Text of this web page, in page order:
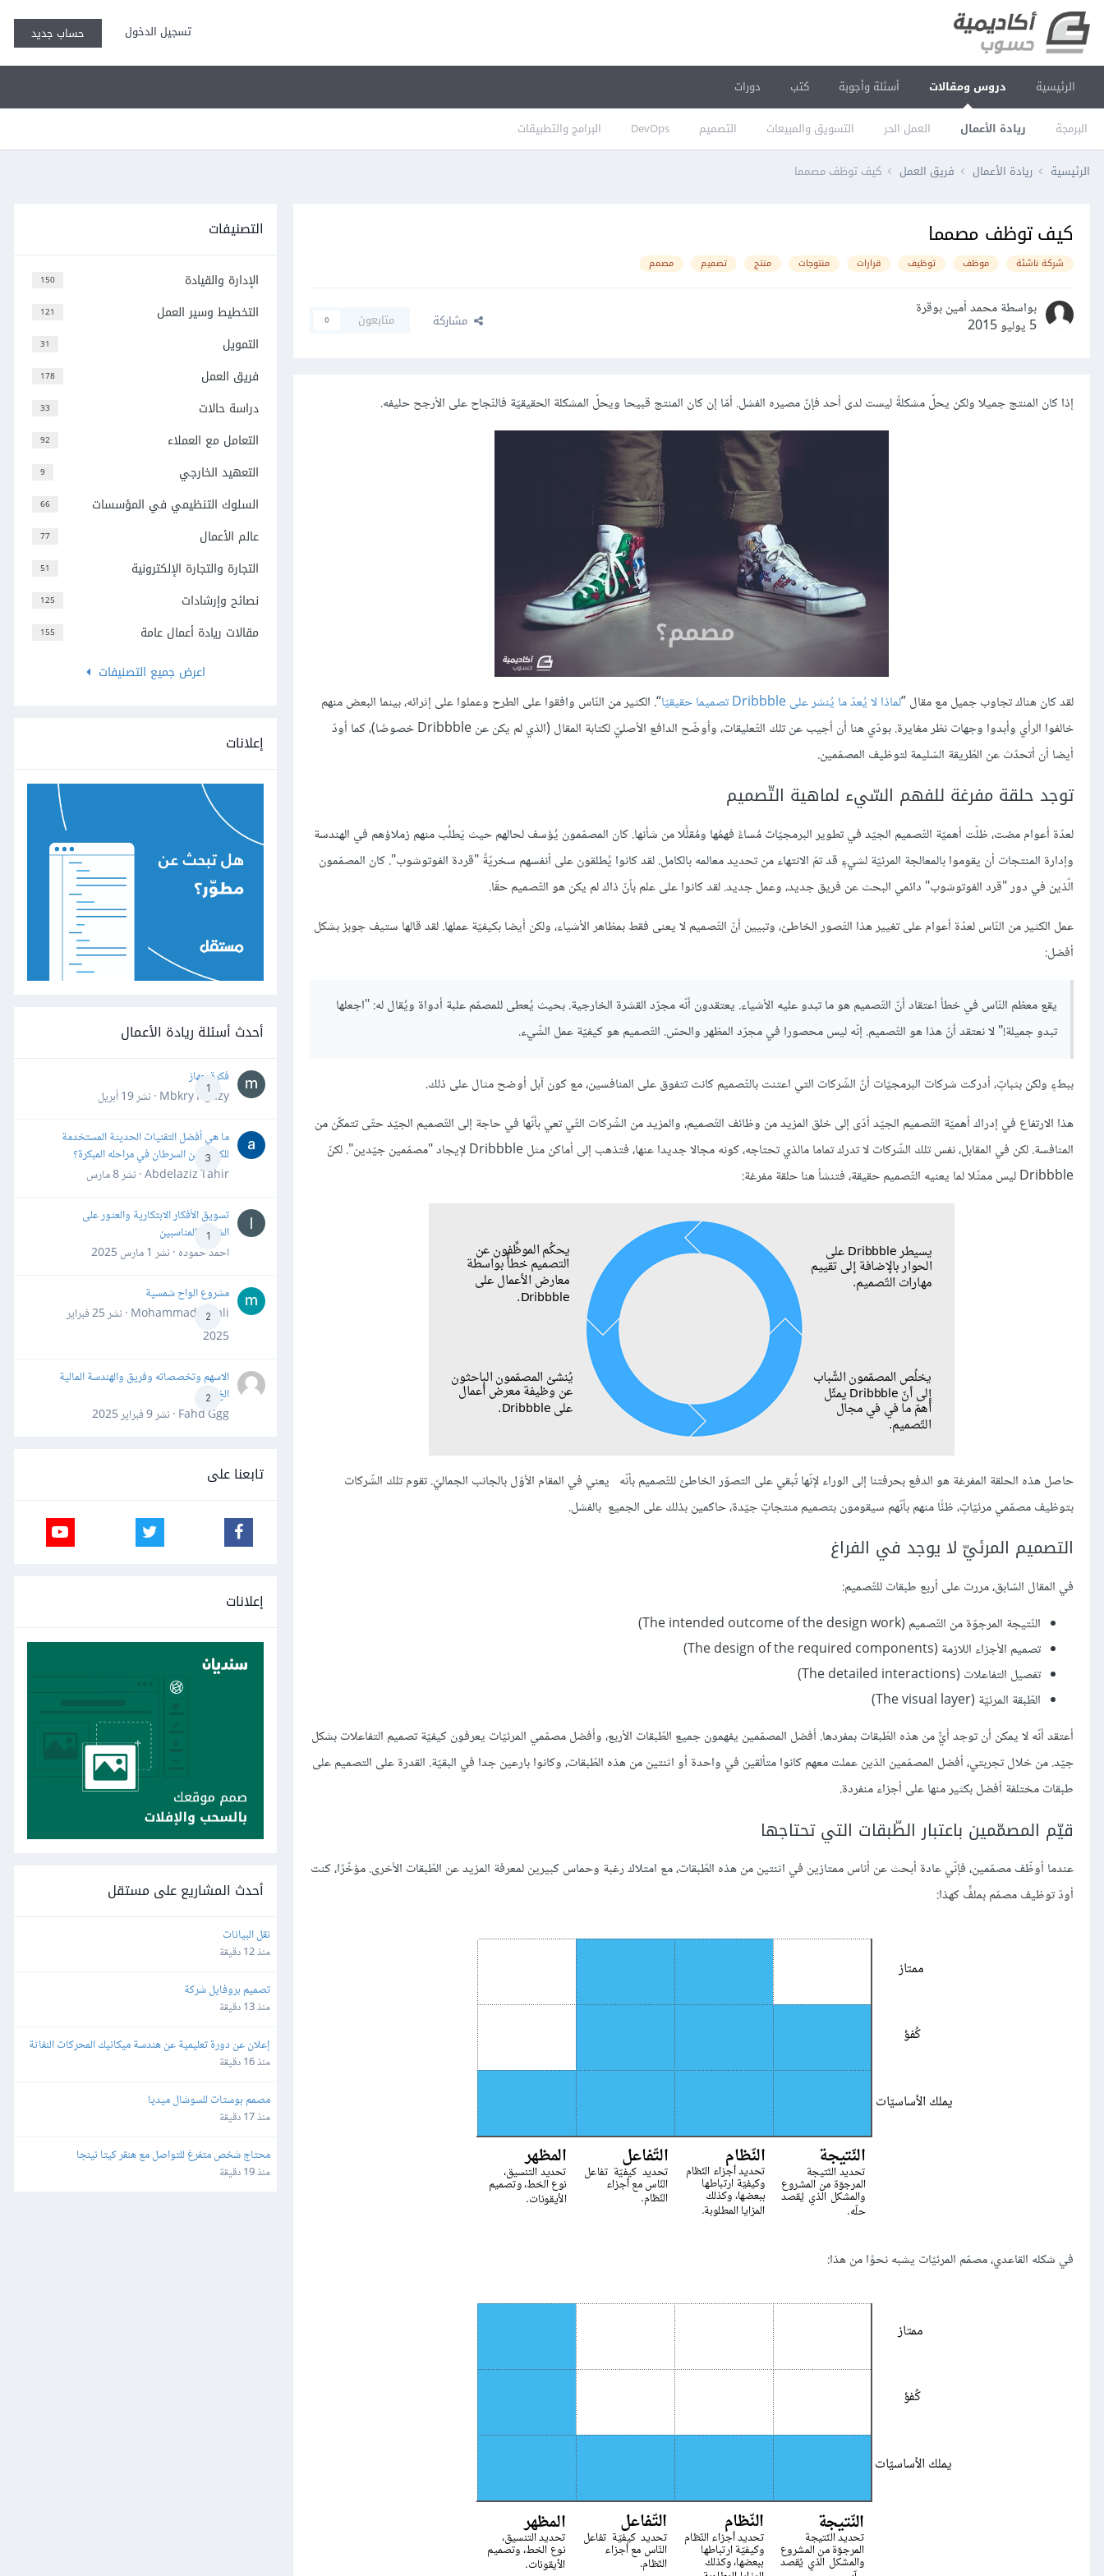
تسجيل الدخول حساب جديد
الرئيسية دروس ومقالات
البرمجة ريادة الأعمال العمل الحر التسويق والمبيعات التصميم DevOps البرامج والتطبيقات
أسئلة وأجوبة كتب دورات
الرئيسية ريادة الأعمال فريق العمل كيف توظف مصمما
كيف توظف مصمما
شركة ناشئة موظف توظيف قرارات منتوجات منتج تصميم مصمم
بواسطة محمد أمين بوقرة
5 يوليو 2015
مشاركة متابعون 0
إذا كان المنتج جميلا ولكن يحلّ مشكلةً ليست لدى أحد فإنّ مصيره الفشل. أمّا إن كان المنتج قبيحا ويحلّ المشكلة الحقيقيّة فالنّجاح على اﻷرجح حليفه.
لقد كان هناك تجاوب جميل مع مقال ”لماذا لا يُعدّ ما يُنشر على Dribbble تصميما حقيقيّا
“. الكثير من النّاس وافقوا على الطرح وعملوا على إثرائه، بينما البعض منهم
خالفوا الرأي وأبدوا وجهات نظر مغايرة. بودّي هنا أن أجيب عن تلك التّعليقات، وأوضّح الدافع الأصليّ لكتابة المقال (الذي لم يكن عن Dribbble خصوصًا)، كما أودّ
أيضا أن أتحدّث عن الطّريقة السّليمة لتوظيف المصمّمين.
توجد حلقة مفرغة للفهم السّيء لماهية التّصميم
لعدّة أعوام مضت، ظلّت أهميّة التّصميم الجيّد في تطوير البرمجيّات مُساءً فهمُها ومُقلَّلا من شأنها. كان المصمّمون يُؤسف لحالهم حيث يَطلُب منهم زملاؤهم في الهندسة
وإدارة المنتجات أن يقوموا بالمعالجة المرئيّة لشيءٍ قد تمّ الانتهاء من تحديد معالمه بالكامل. لقد كانوا يُطلقون على أنفسهم سخريّةً "قردة الفوتوشوب". كان المصمّمون
الّذين في دور "قرد الفوتوشوب" دائمي البحث عن فريق جديد، وعمل جديد. لقد كانوا على علم بأنّ ذاك لم يكن هو التّصميم حقّا.
عمل الكثير من النّاس لعدّة أعوام على تغيير هذا التّصور الخاطئ، وتبيين أنّ التّصميم لا يعنى فقط بمظاهر اﻷشياء، ولكن أيضا بكيفيّة عملها. لقد قالها ستيف جوبز بشكل
أفضل:
يقع معظم النّاس في خطأ اعتقاد أنّ التّصميم هو ما تبدو عليه اﻷشياء. يعتقدون أنّه مجرّد القشرة الخارجية. بحيث يُعطى للمصمّم علبة أدواة ويُقال له: "اجعلها
تبدو جميلة!" لا نعتقد أنّ هذا هو التّصميم. إنّه ليس محصورا في مجرّد المظهر والحسّ. التّصميم هو كيفيّة عمل الشّيء.
ببطءٍ ولكن بثباتٍ، أدركت شركات البرمجيّات أنّ الشّركات التي اعتنت بالتّصميم كانت تتفوق على المنافسين، مع كون آبل أوضح مثال على ذلك.
هذا الارتفاع في إدراك أهميّة التّصميم الجيّد أدّى إلى خلق المزيد من وظائف التّصميم، والمزيد من الشّركات التّي تعي بأنّها في حاجة إلى التّصميم الجيّد حتّى تتمكّن من
المنافسة. لكن في المقابل، نفس تلك الشّركات لا تدرك تماما مالذي تحتاجه، كونه مجالا جديدا عنها، فتذهب إلى أماكن مثل Dribbble لإيجاد "مصمّمين جيّدين". لكنّ
Dribbble ليس ممثّلا لما يعنيه التّصميم حقيقة، فتنشأ هنا حلقة مفرغة:
حاصل هذه الحلقة المفرغة هو الدفع بحرفتنا إلى الوراء لإنّها تُبقي على التصوّر الخاطئ للتّصميم بأنّه يعني في المقام اﻷوّل بالجانب الجماليّ. تقوم تلك الشّركات
بتوظيف مصمّمي مرئيّاتٍ، ظنًّا منهم بأنّهم سيقومون بتصميم منتجاتٍ جيّدة، حاكمين بذلك على الجميع بالفشل.
التصميم المرئيّ لا يوجد في الفراغ
في المقال السّابق، مررت على أربع طبقات للتّصميم:
النّتيجة المرجوّة من التّصميم (The intended outcome of the design work)
تصميم اﻷجزاء اللازمة (The design of the required components)
تفصيل التفاعلات (The detailed interactions)
الطّبقة المرئيّة (The visual layer)
أعتقد أنّه لا يمكن أن توجد أيٌّ من هذه الطّبقات بمفردها. أفضل المصمّمين يفهمون جميع الطّبقات اﻷربع، وأفضل مصمّمي المرئيّات يعرفون كيفيّة تصميم التفاعلات بشكل
جيّد. من خلال تجربتي، أفضل المصمّمين الذين عملت معهم كانوا متألقين في واحدة أو اثنتين من هذه الطّبقات، وكانوا بارعين جدا في البقيّة. القدرة على التصميم على
طبقات مختلفة أفضل بكثير منها على أجزاء منفردة.
قيّم المصمّمين باعتبار الطّبقات التي تحتاجها
عندما أوظّف مصمّمين، فإنّي عادة أبحث عن أناس ممتازين في اثنتين من هذه الطّبقات، مع امتلاك رغبة وحماس كبيرين لمعرفة المزيد عن الطّبقات اﻷخرى. مؤخّرًا، كنت
أودّ توظيف مصمّم بملفٍّ كهذا:
في شكله القاعدي، مصمّم المرئيّات يشبه نحوًا من هذا:
التصنيفات
150 الإدارة والقيادة
121 التخطيط وسير العمل
31 التمويل
178 فريق العمل
33 دراسة حالات
92 التعامل مع العملاء
9 التعهيد الخارجي
66 السلوك التنظيمي في المؤسسات
77 عالم الأعمال
51 التجارة والتجارة الإلكترونية
125 نصائح وإرشادات
155
مقالات ريادة أعمال عامة
اعرض جميع التصنيفات
إعلانات
أحدث أسئلة ريادة الأعمال
1
فكرة جهاز
Mbkry Hgazy · نشر
19 أبريل
3
ما هي أفضل التقنيات الحديثة المستخدمة
للكشف عن السرطان في مراحله المبكرة؟
Abdelaziz Tahir · نشر
8 مارس
1
تسويق الأفكار الابتكارية والعثور على
الشركاء المناسبين
احمد حموده · نشر 1 مارس 2025
2
مشروع الواح شمسية
Mohammad Awali · نشر
25 فبراير
2025
2
الاسهم وتخصصاته وفريق والهندسة المالية
الخ
Fahd Ggg · نشر
9 فبراير 2025
تابعنا على
إعلانات
أحدث المشاريع على مستقل
نقل البيانات
منذ 12 دقيقة
تصميم بروفايل شركة
منذ 13 دقيقة
مدة دقيقة
منذ 16 دقيقة
مصمم بوستات للسوشال ميديا
منذ 17 دقيقة
محتاج شخص متفرغ للتواصل مع هنقر كيتا نينجا
منذ 19 دقيقة